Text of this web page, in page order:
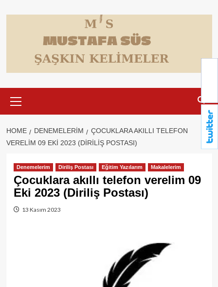
to
Menu
HOME DENEMELERIM
ÇOCUKLARA AKILLI TELEFON
VERELIM 09 EKI 2023 (DIRILIŞ POSTASI)
Denemelerim Diriliş Postası Eğitim Yazılarım Makalelerim
Çocuklara akıllı telefon verelim 09
Eki 2023 (Diriliş Postası)
13 Kasım 2023